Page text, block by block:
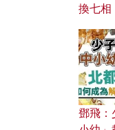
換七相
濟為何
鄧飛：